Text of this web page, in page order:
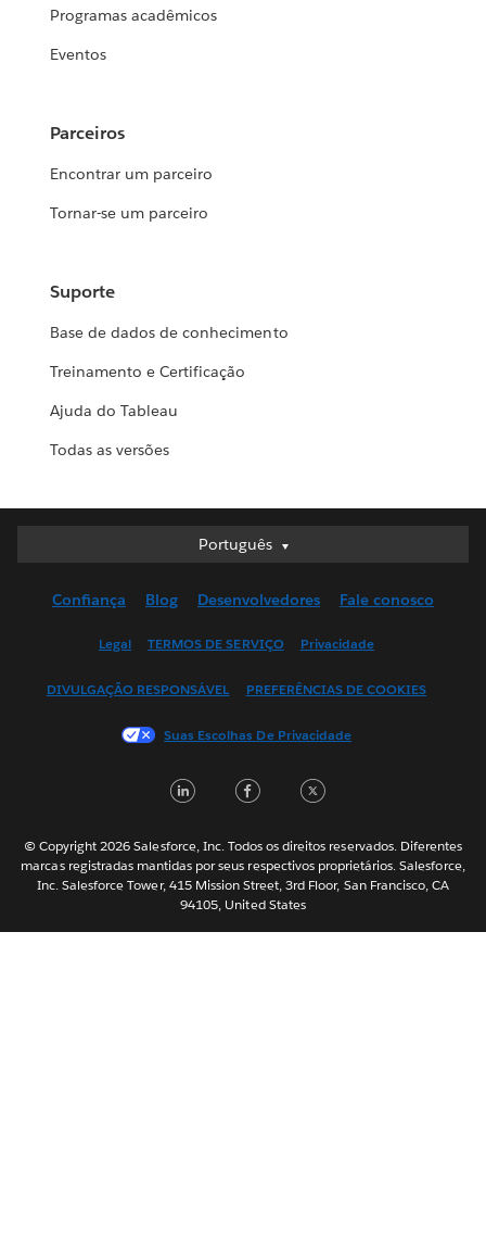
Programas acadêmicos
Eventos
Parceiros
Encontrar um parceiro
Tornar-se um parceiro
Suporte
Base de dados de conhecimento
Treinamento e Certificação
Ajuda do Tableau
Todas as versões
Português
Português
English (UK)
Français (Canada)
日本語
Nederlands
Svenska
ไทย
简体中文
Confiança Blog Desenvolvedores Fale conosco
Legal TERMOS DE SERVIÇO Privacidade
DIVULGAÇÃO RESPONSÁVEL PREFERÊNCIAS DE COOKIES
Suas Escolhas De Privacidade
LinkedInFacebook
© Copyright 2026 Salesforce, Inc. Todos os direitos reservados. Diferentes
marcas registradas mantidas por seus respectivos proprietários. Salesforce,
Inc. Salesforce Tower, 415 Mission Street, 3rd Floor, San Francisco, CA
94105, United States